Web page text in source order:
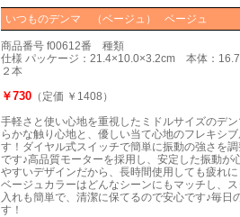
いつものデンマ （ベージュ） ベージュ
商品番号 f00612番 種類
仕様 パッケージ：21.4×10.0×3.2cm 本体：
２本
￥730 （定価 ￥1408）
手軽さと使い心地を重視したミドルサイズのデ
らかな触り心地と、優しい当て心地のフレキシ
す！ダイヤル式スイッチで簡単に振動の強さを
です♪高品質モーターを採用し、安定した振動が
やすいデザインだから、長時間使用しても疲れ
ベージュカラーはどんなシーンにもマッチし、
入れも簡単で、清潔に保てるので安心です♪毎
す！